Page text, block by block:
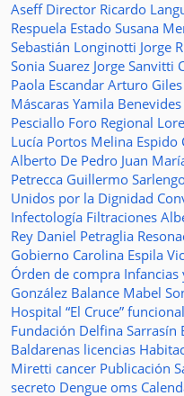
Aseff Director Ricardo
Respuela Estado Susana
Sebastián Longinotti Jorge
Sonia Suarez Jorge Sanvitti
Paola Escandar Arturo Giles
Máscaras Yamila Benevides
Pesciallo Foro Regional
Lucía Portos Melina Espido
Alberto De Pedro Juan
Petrecca Guillermo
Unidos por la Dignidad
Infectología Filtraciones
Rey Daniel Petraglia
Gobierno Carolina Espila
Órden de compra Infancias
González Balance Mabel
Hospital “El Cruce” funcional
Fundación Delfina Sarrasín
Baldarenas licencias
Miretti cancer Publicación
secreto Dengue oms